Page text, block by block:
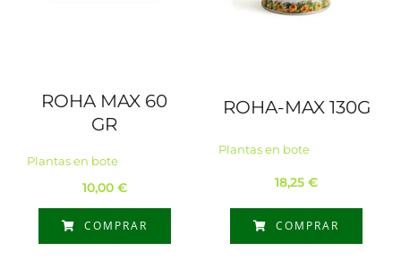
ROHA MAX 60
GR
Plantas en bote
10,00 €
COMPRAR
ROHA-MAX 130G
Plantas en bote
18,25 €
COMPRAR